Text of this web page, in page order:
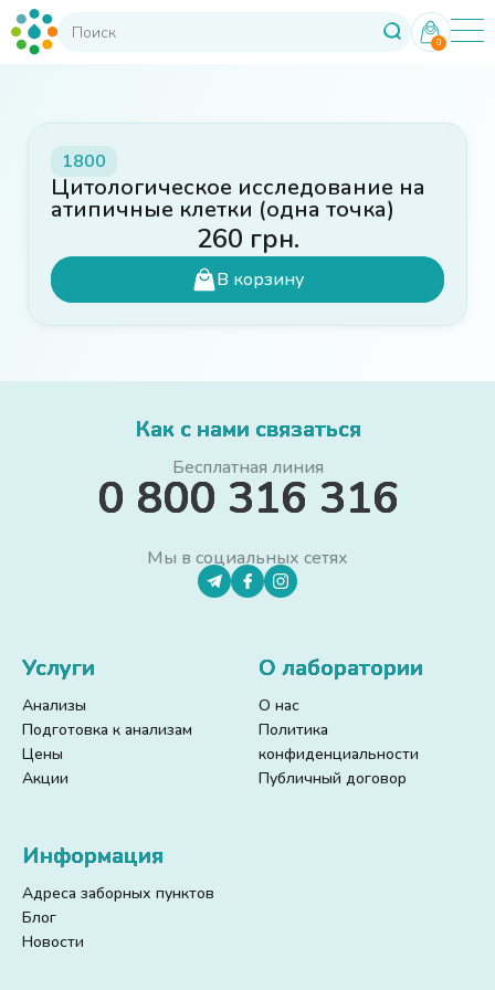
0
1800
Цитологическое исследование на
атипичные клетки (одна точка)
260 грн.
В корзину
Как с нами связаться
Бесплатная линия
0 800 316 316
Мы в социальных сетях
Услуги
Анализы
Подготовка к анализам
Цены
Акции
О лаборатории
О нас
Политика
конфиденциальности
Публичный договор
Информация
Адреса заборных пунктов
Блог
Новости